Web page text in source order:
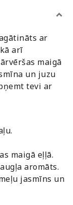
ar
arī
maigā
un juzu
tevi ar
maigā eļļā.
aromāts.
jasmīns un